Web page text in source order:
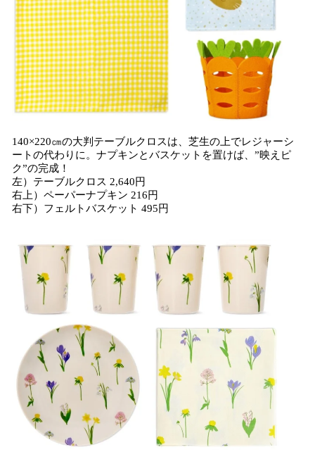
140×220㎝の大判テーブルクロスは、芝生の上でレジャーシ
ートの代わりに。ナプキンとバスケットを置けば、”映えピ
ク”の完成！
左）テーブルクロス 2,640円
右上）ペーパーナプキン 216円
右下）フェルトバスケット 495円